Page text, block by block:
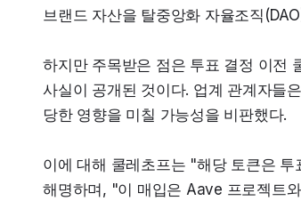
브랜드 자산을 탈중앙화 자율조직
하지만 주목받은 점은 투표 결정 이전
사실이 공개된 것이다. 업계 관계자들
당한 영향을 미칠 가능성을 비판했다.
이에 대해 쿨레초프는 "해당 토큰은
해명하며, "이 매입은 Aave 프로젝트